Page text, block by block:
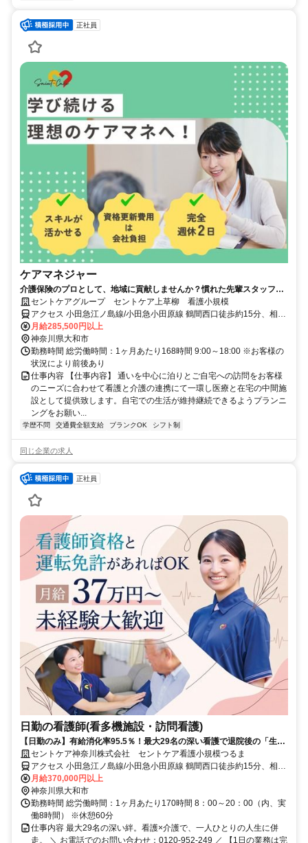
正社員
ケアマネジャー
介護保険のプロとして、地域に貢献しませんか？慣れた先輩スタッフと
の同行研修からスタートしますので、経験のない方でもOK！
セントケアグループ セントケア上草柳 看護小規模
アクセス 小田急江ノ島線/小田急小田原線 鶴間西口徒歩約15分、相鉄
本線 相模大塚北口徒歩約21分、小田急江ノ島線/小田急小田原線 南林
間西口徒歩約23分
月給285,500円以上
神奈川県大和市
勤務時間 総労働時間：1ヶ月あたり168時間 9:00～18:00 ※お客様の
状況により前後あり
仕事内容 【仕事内容】 通いを中心に泊りとご自宅への訪問をお客様
のニーズに合わせて看護と介護の連携にて一環し医療と在宅の中間施
設として提供致します。自宅での生活が維持継続できるようプランニ
ングをお願い...
学歴不問 交通費全額支給 ブランクOK シフト制
同じ企業の求人
正社員
日勤の看護師(看多機施設・訪問看護)
【日勤のみ】有給消化率95.5％！最大29名の深い看護で退院後の「生き
る」に寄り添う
セントケア神奈川株式会社 セントケア看護小規模つるま
アクセス 小田急江ノ島線/小田急小田原線 鶴間西口徒歩約15分、相鉄
本線 相模大塚北口徒歩約21分、小田急江ノ島線/小田急小田原線 南林
間西口徒歩約23分 小田急線 鶴間駅 徒歩15分
月給370,000円以上
神奈川県大和市
勤務時間 総労働時間：1ヶ月あたり170時間 8：00～20：00（内、実
働8時間） ※休憩60分
仕事内容 最大29名の深い絆。看護×介護で、一人ひとりの人生に併
走。 ＼ お電話でのお問い合わせ：0120-952-249 ／ 【1日の業務は完